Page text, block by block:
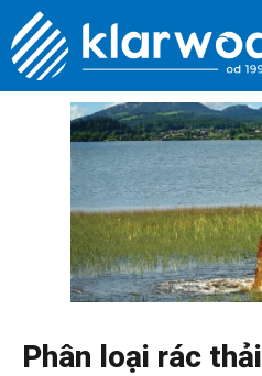
Nhảy
tới
nội
Phân loại rác